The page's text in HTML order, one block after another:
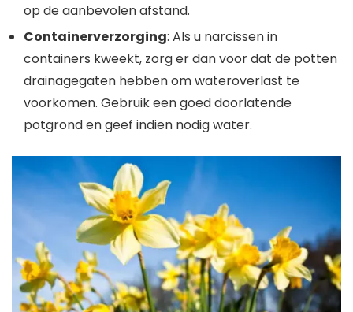
op de aanbevolen afstand.
Containerverzorging: Als u narcissen in
containers kweekt, zorg er dan voor dat de potten
drainagegaten hebben om wateroverlast te
voorkomen. Gebruik een goed doorlatende
potgrond en geef indien nodig water.